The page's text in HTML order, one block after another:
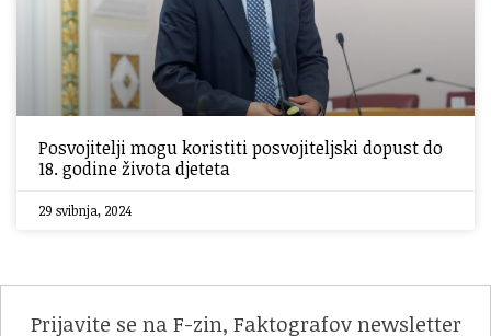
Posvojitelji mogu koristiti posvojiteljski dopust do
18. godine života djeteta
29 svibnja, 2024
Prijavite se na F-zin, Faktografov newsletter